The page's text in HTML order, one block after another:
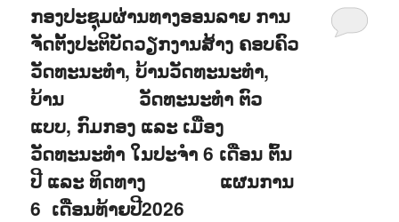
ກອງປະຊຸມຜ່ານທາງອອນລາຍ ການ
ຈັດຕັ້ງປະຕິບັດວຽກງານສ້າງ ຄອບຄົວ
ວັດທະນະທຳ, ບ້ານວັດທະນະທຳ,
ບ້ານ ວັດທະນະທໍາ ຕົວ
ແບບ, ກົມກອງ ແລະ ເມືອງ
ວັດທະນະທຳ ໃນປະຈຳ 6 ເດືອນ ຕົ້ນ
ປີ ແລະ ທິດທາງ ແຜນການ
6 ເດືອນທ້າຍປີ2026